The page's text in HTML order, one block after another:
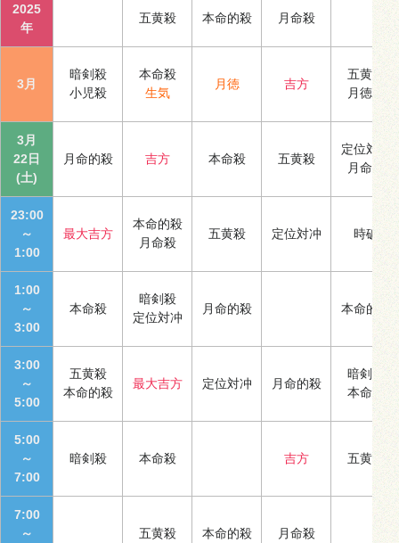
2025
年
五黄殺 本命的殺 月命殺
3月
暗剣殺
小児殺
本命殺
生気
月徳 吉方
五黄殺
月徳合
3月
22日
(土)
月命的殺 吉方 本命殺 五黄殺
定位対冲
月命殺
23:00
～
1:00
最大吉方
本命的殺
月命殺
五黄殺 定位対冲 時破
1:00
～
3:00
本命殺
暗剣殺
定位対冲
月命的殺 本命的殺
3:00
～
5:00
五黄殺
本命的殺
最大吉方 定位対冲 月命的殺
暗剣殺
本命殺
5:00
～
7:00
暗剣殺 本命殺 吉方 五黄殺
7:00
～
五黄殺 本命的殺 月命殺